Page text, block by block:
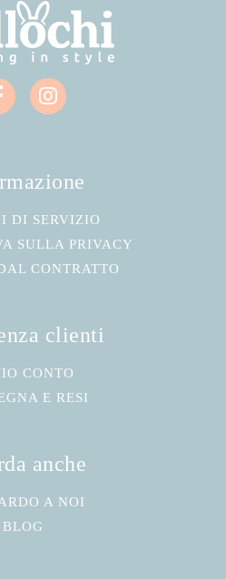
DI SERVIZIO
SULLA PRIVACY
CONTRATTO
clienti
CONTO
E RESI
anche
A NOI
BLOG